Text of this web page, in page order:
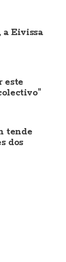
a Eivissa
este
tende
dos